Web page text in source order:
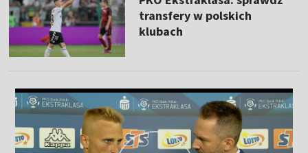
transfery w polskich
klubach